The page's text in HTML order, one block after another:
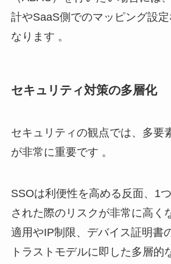
計やSaaS側でのマッピング設
なります 。
セキュリティ対策の多層化
セキュリティの観点では、多要
が非常に重要です 。
SSOは利便性を高める反面、1
された際のリスクが非常に高く
適用やIP制限、デバイス証明書
トラストモデルに即した多層的